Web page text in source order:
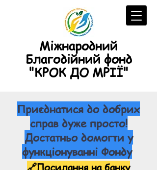
Міжнародний
Благодійний фонд
"КРОК ДО МРІЇ"
Приєднатися до добрих
справ дуже просто!
Достатньо домогти у
функціонуванні Фонду
🔗Посилання на банку